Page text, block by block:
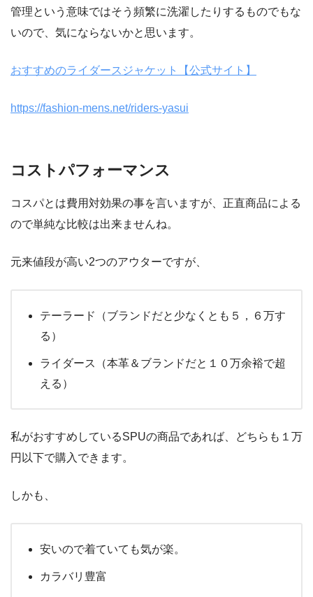
管理という意味ではそう頻繁に洗濯したりするものでもな
いので、気にならないかと思います。
おすすめのライダースジャケット【公式サイト】
https://fashion-mens.net/riders-yasui
コストパフォーマンス
コスパとは費用対効果の事を言いますが、正直商品による
ので単純な比較は出来ませんね。
元来値段が高い2つのアウターですが、
テーラード（ブランドだと少なくとも５，６万す
る）
ライダース（本革＆ブランドだと１０万余裕で超
える）
私がおすすめしているSPUの商品であれば、どちらも１万
円以下で購入できます。
しかも、
安いので着ていても気が楽。
カラバリ豊富